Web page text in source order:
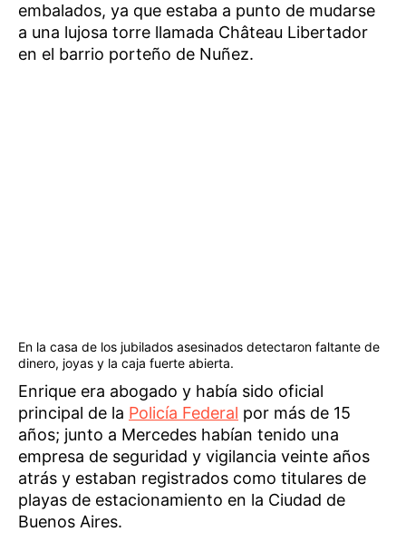
embalados, ya que estaba a punto de mudarse
a una lujosa torre llamada Château Libertador
en el barrio porteño de Nuñez.
En la casa de los jubilados asesinados detectaron faltante de
dinero, joyas y la caja fuerte abierta.
Enrique era abogado y había sido oficial
principal de la Policía Federal por más de 15
años; junto a Mercedes habían tenido una
empresa de seguridad y vigilancia veinte años
atrás y estaban registrados como titulares de
playas de estacionamiento en la Ciudad de
Buenos Aires.